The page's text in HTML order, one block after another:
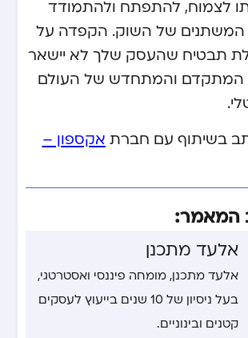
לצמוח, להתפתח ולהתמודד
המשתנים של השוק. הקפדה על
תבטיח שהעסק שלך לא יישאר
המתקדם והמתחדש של העולם
בשיתוף עם חברת אקספון –
המאמר:
אלעד מתכנן
אלעד מתכנן, מומחה פיננסי ואסטרטגי,
בעל ניסיון של 10 שנים בייעוץ לעסקים
קטנים ובינוניים.